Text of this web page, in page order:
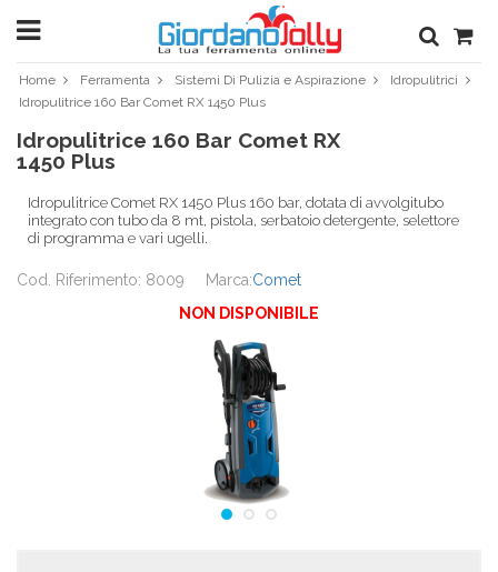
Home Ferramenta Sistemi Di Pulizia e Aspirazione
Idropulitrici
Idropulitrice 160 Bar Comet RX 1450 Plus
Idropulitrice 160 Bar Comet RX
1450 Plus
Idropulitrice Comet RX 1450 Plus 160 bar, dotata di avvolgitubo
integrato con tubo da 8 mt, pistola, serbatoio detergente, selettore
di programma e vari ugelli.
Cod. Riferimento: 8009 Marca:Comet
NON DISPONIBILE